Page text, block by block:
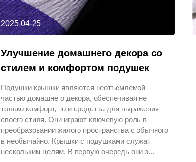
2025-04-25
Улучшение домашнего декора со
стилем и комфортом подушек
Подушки крышки являются неотъемлемой
частью домашнего декора, обеспечивая не
только комфорт, но и средства для выражения
своего стиля. Они играют ключевую роль в
преобразовании жилого пространства с обычного
в необычайно. Крышки с подушками служат
нескольким целям. В первую очередь они з...